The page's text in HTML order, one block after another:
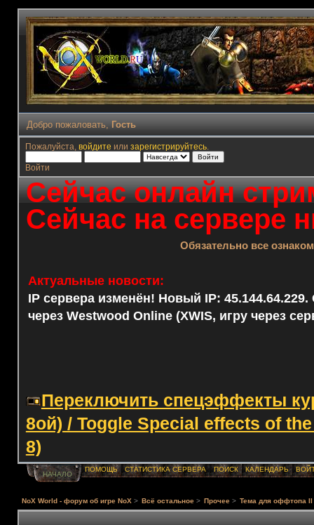
Добро пожаловать, Гость
Пожалуйста, войдите или зарегистрируйтесь.
Войти
Сейчас онлайн
Сейчас на сервере
Обязательно все
Актуальные новости:
IP сервера изменён! Новый IP: 45.144.64.229.
через Westwood Online (XWIS, игру через
Переключить спецэффекты
8ой) / Toggle Special effects of
8)
НАЧАЛО
ПОМОЩЬ СТАТИСТИКА СЕРВЕРА ПОИСК КАЛЕНДАРЬ
NoX World - форум об игре NoX > Всё остальное > Прочее > Тема для оффтопа II